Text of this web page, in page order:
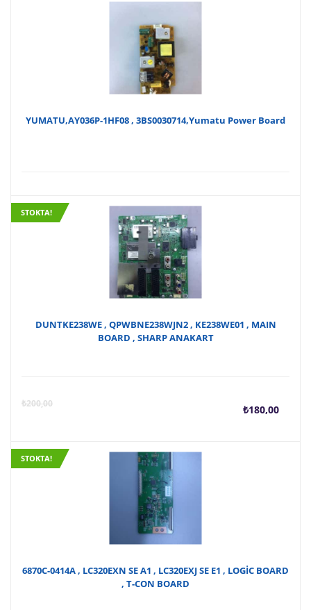
YUMATU,AY036P-1HF08 , 3BS0030714,Yumatu Power Board
STOKTA!
DUNTKE238WE , QPWBNE238WJN2 , KE238WE01 , MAIN
BOARD , SHARP ANAKART
₺200,00 ₺180,00
Şu
STOKTA!
6870C-0414A , LC320EXN SE A1 , LC320EXJ SE E1 , LOGİC BOARD
, T-CON BOARD